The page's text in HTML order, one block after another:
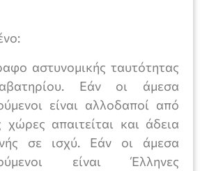
αστυνομικής ταυτότητας
Εάν οι άμεσα
είναι αλλοδαποί από
χώρες απαιτείται και άδεια
σε ισχύ. Εάν οι άμεσα
είναι Έλληνες